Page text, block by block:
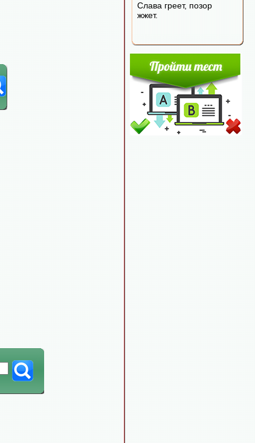
Слава греет, позор
жжет.